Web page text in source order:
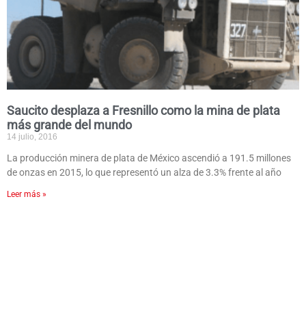
Saucito desplaza a Fresnillo como la mina de plata
más grande del mundo
14 julio, 2016
La producción minera de plata de México ascendió a 191.5 millones
de onzas en 2015, lo que representó un alza de 3.3% frente al año
Leer más »